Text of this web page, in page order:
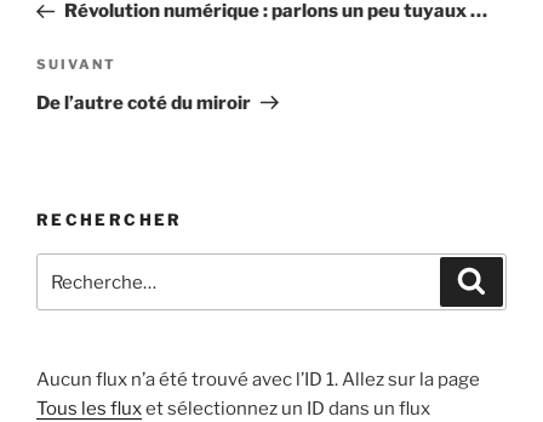
l’article
Révolution numérique : parlons un peu tuyaux …
Article
suivant
SUIVANT
De l’autre coté du miroir
RECHERCHER
pour
Aucun flux n’a été trouvé avec l’ID 1. Allez sur la page
Tous les fluxet sélectionnez un ID dans un flux